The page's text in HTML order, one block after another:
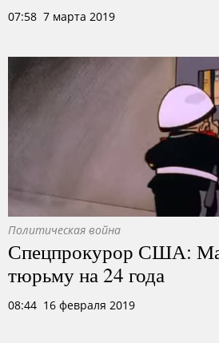
07:58 7 марта 2019
Политическая война
Спецпрокурор США:
тюрьму на 24 года
08:44 16 февраля 2019